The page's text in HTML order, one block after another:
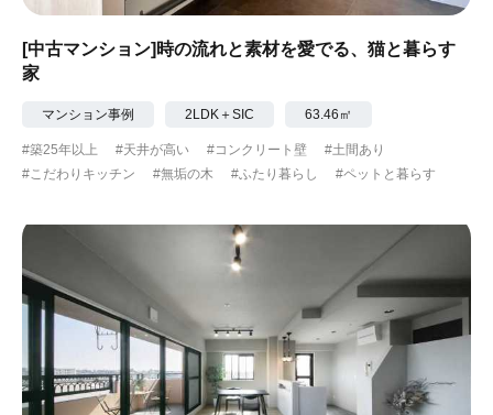
[中古マンション]時の流れと素材を愛でる、猫と暮らす
家
マンション事例 2LDK＋SIC 63.46㎡
#築25年以上 #天井が高い #コンクリート壁
#土間あり
#こだわりキッチン
#無垢の木 #ふたり暮らし #ペットと暮らす